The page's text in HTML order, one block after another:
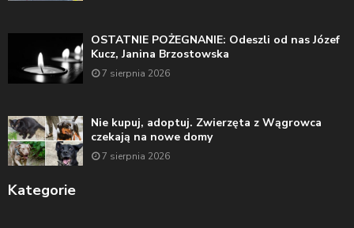
OSTATNIE POŻEGNANIE: Odeszli od nas Józef
Kucz, Janina Brzostowska
7 sierpnia 2026
Nie kupuj, adoptuj. Zwierzęta z Wągrowca
czekają na nowe domy
7 sierpnia 2026
Kategorie